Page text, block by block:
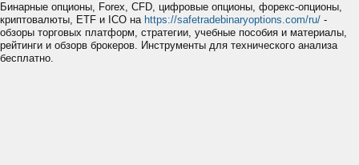
Бинарные опционы, Forex, CFD, цифровые опционы, форекс-опционы,
криптовалюты, ETF и ICO на https://safetradebinaryoptions.com/ru/ -
обзоры торговых платформ, стратегии, учебные пособия и материалы,
рейтинги и обзорв брокеров. Инструменты для технического анализа
бесплатно.